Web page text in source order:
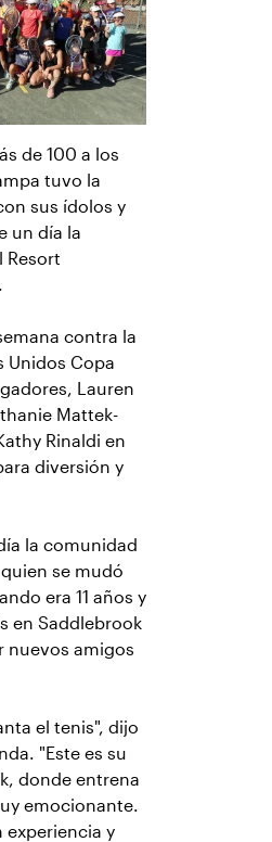
de 100 a los
tuvo la
sus ídolos y
un día la
Resort
contra la
Unidos Copa
Lauren
Mattek-
Rinaldi en
diversión y
la comunidad
se mudó
era 11 años y
en Saddlebrook
nuevos amigos
el tenis", dijo
"Este es su
donde entrena
emocionante.
experiencia y